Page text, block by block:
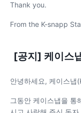
Thank you.
From the K-snapp
[공지] 케이스
안녕하세요, 케이스냅
그동안 케이스냅을 통